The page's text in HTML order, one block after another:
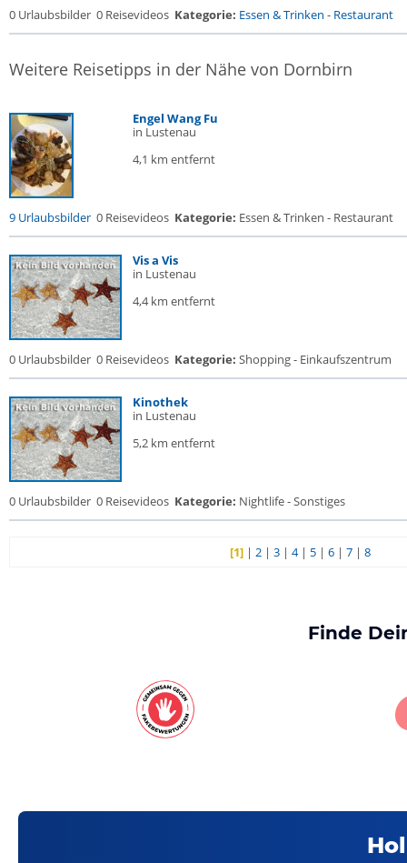
0 Urlaubsbilder 0 Reisevideos Kategorie: Essen & Trinken - Restaurant
Weitere Reisetipps in der Nähe von Dornbirn
Engel Wang Fu
in Lustenau
4,1 km entfernt
9 Urlaubsbilder 0 Reisevideos Kategorie: Essen & Trinken - Restaurant
Vis a Vis
in Lustenau
4,4 km entfernt
0 Urlaubsbilder 0 Reisevideos Kategorie: Shopping - Einkaufszentrum
Kinothek
in Lustenau
5,2 km entfernt
0 Urlaubsbilder 0 Reisevideos Kategorie: Nightlife - Sonstiges
[1] |2 |3 |4| 5 |6 |7 |8
Finde